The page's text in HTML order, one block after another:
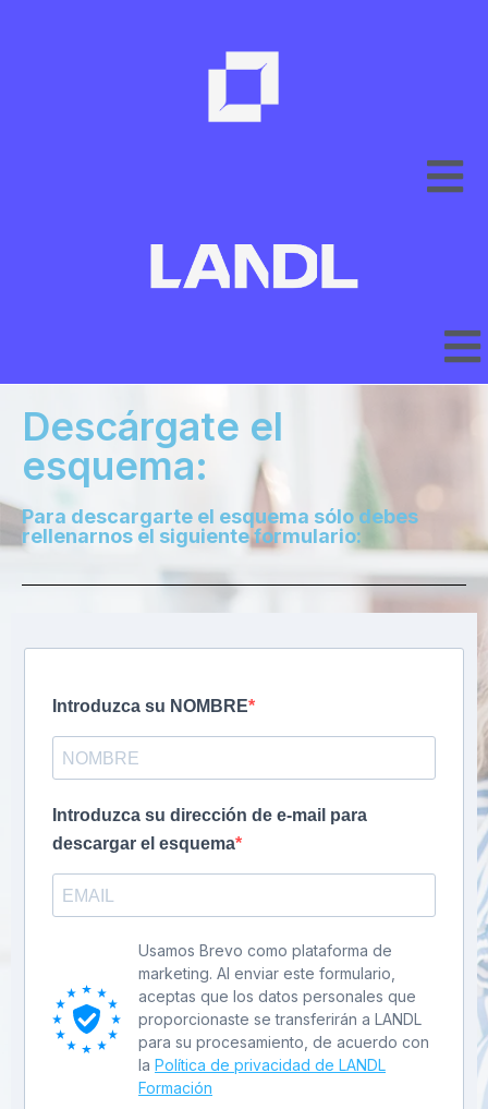
Descárgate el
esquema:
Para descargarte el esquema sólo debes
rellenarnos el siguiente formulario:
Introduzca su NOMBRE
Introduzca su dirección de e-mail para
descargar el esquema
Usamos Brevo como plataforma de
marketing. Al enviar este formulario,
aceptas que los datos personales que
proporcionaste se transferirán a LANDL
para su procesamiento, de acuerdo con
la Política de privacidad de LANDL
Formación